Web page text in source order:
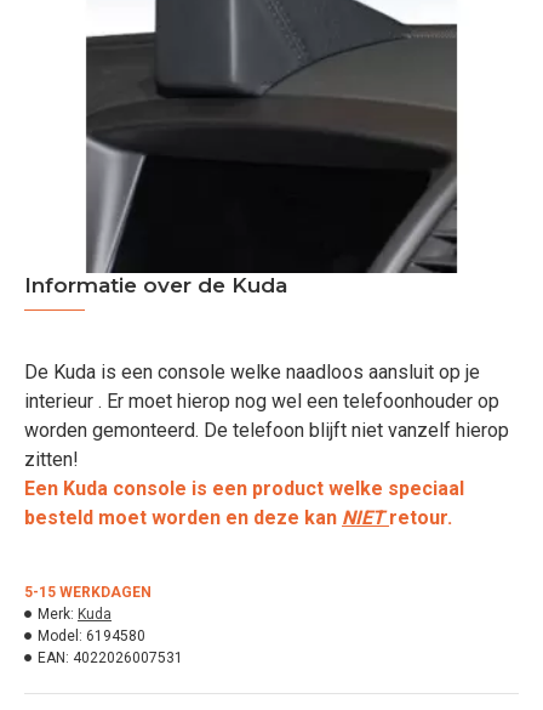
Informatie over de Kuda
De Kuda is een console welke naadloos aansluit op je
interieur . Er moet hierop nog wel een telefoonhouder op
worden gemonteerd. De telefoon blijft niet vanzelf hierop
zitten!
Een Kuda console is een product welke speciaal
besteld moet worden en deze kan NIETretour.
5-15 WERKDAGEN
Merk: Kuda
Model: 6194580
EAN: 4022026007531